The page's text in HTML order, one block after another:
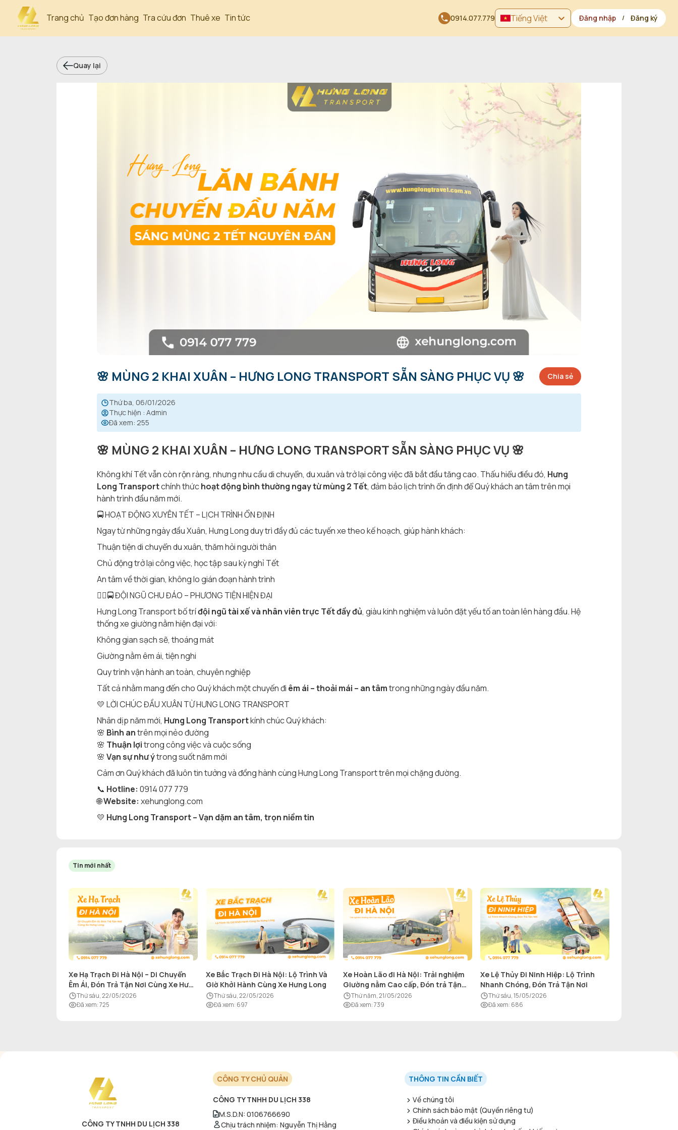
Trang chủ Tạo đơn hàng Tra cứu đơn Thuê xe Tin tức 0914.077.779 Tiếng Việt Đăng nhập / Đăng ký
Quay lại
🌸 MÙNG 2 KHAI XUÂN – HƯNG LONG TRANSPORT SẴN SÀNG PHỤC VỤ 🌸 Chia sẻ
thứ ba, 06/01/2026
Thực hiện : Admin
Đã xem: 255
🌸 MÙNG 2 KHAI XUÂN – HƯNG LONG TRANSPORT SẴN SÀNG PHỤC VỤ 🌸
Không khí Tết vẫn còn rộn ràng, nhưng nhu cầu di chuyển, du xuân và trở lại công việc đã bắt đầu tăng cao. Thấu hiểu điều đó, Hưng
Long Transportchính thứchoạt động bình thường ngay từ mùng 2 Tết, đảm bảo lịch trình ổn định để Quý khách an tâm trên mọi
hành trình đầu năm mới.
🚍 HOẠT ĐỘNG XUYÊN TẾT – LỊCH TRÌNH ỔN ĐỊNH
Ngay từ những ngày đầu Xuân, Hưng Long duy trì đầy đủ các tuyến xe theo kế hoạch, giúp hành khách:
Thuận tiện di chuyển du xuân, thăm hỏi người thân
Chủ động trở lại công việc, học tập sau kỳ nghỉ Tết
An tâm về thời gian, không lo gián đoạn hành trình
👨‍✈️🚍 ĐỘI NGŨ CHU ĐÁO – PHƯƠNG TIỆN HIỆN ĐẠI
Hưng Long Transport bố tríđội ngũ tài xế và nhân viên trực Tết đầy đủ, giàu kinh nghiệm và luôn đặt yếu tố an toàn lên hàng đầu. Hệ
thống xe giường nằm hiện đại với:
Không gian sạch sẽ, thoáng mát
Giường nằm êm ái, tiện nghi
Quy trình vận hành an toàn, chuyên nghiệp
Tất cả nhằm mang đến cho Quý khách một chuyến đi êm ái – thoải mái – an tâmtrong những ngày đầu năm.
💛 LỜI CHÚC ĐẦU XUÂN TỪ HƯNG LONG TRANSPORT
Nhân dịp năm mới, Hưng Long Transportkính chúc Quý khách:
🌸 Bình antrên mọi nẻo đường
🌸 Thuận lợitrong công việc và cuộc sống
🌸 Vạn sự như ýtrong suốt năm mới
Cảm ơn Quý khách đã luôn tin tưởng và đồng hành cùng Hưng Long Transport trên mọi chặng đường.
📞 Hotline: 0914 077 779
🌐Website: xehunglong.com
💛 Hưng Long Transport – Vạn dặm an tâm, trọn niềm tin
Tin mới nhất
Xe Hạ Trạch Đi Hà Nội – Di Chuyển
Êm Ái, Đón Trả Tận Nơi Cùng Xe Hưng
Longthứ sáu, 22/05/2026
Đã xem:725
Xe Bắc Trạch Đi Hà Nội: Lộ Trình Và
Giờ Khởi Hành Cùng Xe Hưng Long
thứ sáu, 22/05/2026
Đã xem: 697
Xe Hoàn Lão đi Hà Nội: Trải nghiệm
Giường nằm Cao cấp, Đón trả Tận
nơithứ năm, 21/05/2026
Đã xem:739
Xe Lệ Thủy Đi Ninh Hiệp: Lộ Trình
Nhanh Chóng, Đón Trả Tận Nơi
thứ sáu, 15/05/2026
Đã xem: 686
CÔNG TY TNHH DU LỊCH 338
CÔNG TY CHỦ QUẢN
CÔNG TY TNHH DU LỊCH 338
M.S.D.N: 0106766690
Chịu trách nhiệm: Nguyễn Thị Hằng
THÔNG TIN CẦN BIẾT
Về chúng tôi
Chính sách bảo mật (Quyền riêng tư)
Điều khoản và điều kiện sử dụng